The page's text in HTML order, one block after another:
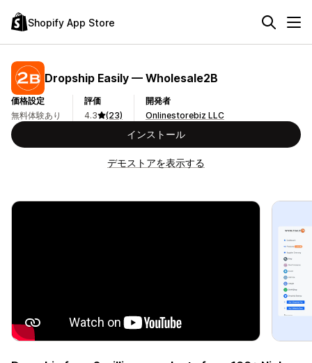
Shopify App Store
Dropship Easily — Wholesale2B
価格設定
無料体験あり
評価
4.3
(23)
開発者
Onlinestorebiz LLC
インストール
デモストアを表示する